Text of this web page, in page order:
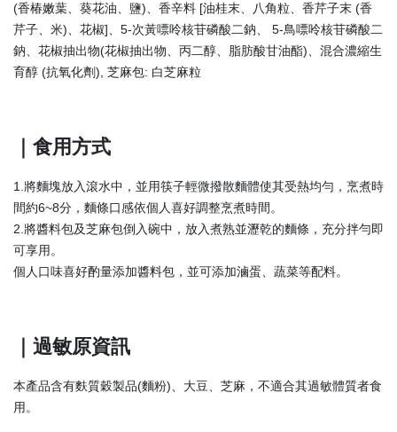
(香椿嫩葉、葵花油、鹽)、香辛料 [油桂末、八角粒、香芹子末 (香
芹子、米)、花椒]、5-次黃嘌呤核苷磷酸二鈉、 5-鳥嘌呤核苷磷酸二
鈉、花椒抽出物(花椒抽出物、丙二醇、脂肪酸甘油酯)、混合濃縮生
育醇 (抗氧化劑), 芝麻包: 白芝麻粒
｜食用方式
1.將麵塊放入滾水中，並用筷子輕微撥散麵體使其受熱均勻，烹煮時
間約6~8分，麵條口感依個人喜好調整烹煮時間。
2.將醬料包及芝麻包倒入碗中，放入煮熟並瀝乾的麵條，充分拌勻即
可享用。
個人口味喜好酌量添加醬料包，並可添加滷蛋、蔬菜等配料。
｜過敏原資訊
本產品含有麩質穀製品(麵粉)、大豆、芝麻，不適合其過敏體質者食
用。